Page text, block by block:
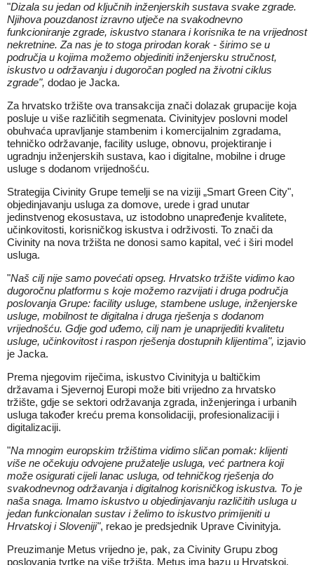
"Dizala su jedan od ključnih inženjerskih sustava svake zgrade.
Njihova pouzdanost izravno utječe na svakodnevno
funkcioniranje zgrade, iskustvo stanara i korisnika te na vrijednost
nekretnine. Za nas je to stoga prirodan korak - širimo se u
područja u kojima možemo objediniti inženjersku stručnost,
iskustvo u održavanju i dugoročan pogled na životni ciklus
zgrade", dodao je Jacka.
Za hrvatsko tržište ova transakcija znači dolazak grupacije koja
posluje u više različitih segmenata. Civinityjev poslovni model
obuhvaća upravljanje stambenim i komercijalnim zgradama,
tehničko održavanje, facility usluge, obnovu, projektiranje i
ugradnju inženjerskih sustava, kao i digitalne, mobilne i druge
usluge s dodanom vrijednošću.
Strategija Civinity Grupe temelji se na viziji „Smart Green City",
objedinjavanju usluga za domove, urede i grad unutar
jedinstvenog ekosustava, uz istodobno unapređenje kvalitete,
učinkovitosti, korisničkog iskustva i održivosti. To znači da
Civinity na nova tržišta ne donosi samo kapital, već i širi model
usluga.
"Naš cilj nije samo povećati opseg. Hrvatsko tržište vidimo kao
dugoročnu platformu s koje možemo razvijati i druga područja
poslovanja Grupe: facility usluge, stambene usluge, inženjerske
usluge, mobilnost te digitalna i druga rješenja s dodanom
vrijednošću. Gdje god uđemo, cilj nam je unaprijediti kvalitetu
usluge, učinkovitost i raspon rješenja dostupnih klijentima", izjavio
je Jacka.
Prema njegovim riječima, iskustvo Civinityja u baltičkim
državama i Sjevernoj Europi može biti vrijedno za hrvatsko
tržište, gdje se sektori održavanja zgrada, inženjeringa i urbanih
usluga također kreću prema konsolidaciji, profesionalizaciji i
digitalizaciji.
"Na mnogim europskim tržištima vidimo sličan pomak: klijenti
više ne očekuju odvojene pružatelje usluga, već partnera koji
može osigurati cijeli lanac usluga, od tehničkog rješenja do
svakodnevnog održavanja i digitalnog korisničkog iskustva. To je
naša snaga. Imamo iskustvo u objedinjavanju različitih usluga u
jedan funkcionalan sustav i želimo to iskustvo primijeniti u
Hrvatskoj i Sloveniji", rekao je predsjednik Uprave Civinityja.
Preuzimanje Metus vrijedno je, pak, za Civinity Grupu zbog
poslovanja tvrtke na više tržišta. Metus ima bazu u Hrvatskoj,